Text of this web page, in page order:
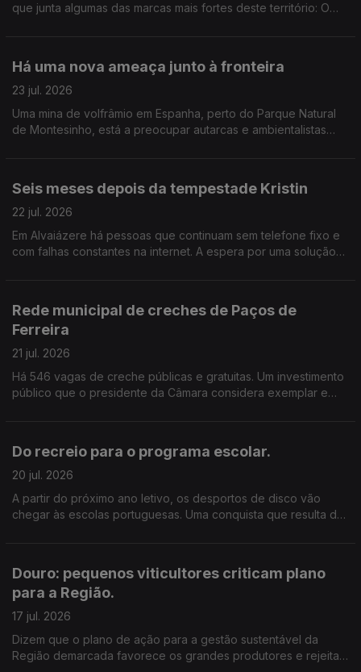
que junta algumas das marcas mais fortes deste território: O
Há uma nova ameaça junto à fronteira
23 jul. 2026
Uma mina de volfrâmio em Espanha, perto do Parque Natural
de Montesinho, está a preocupar autarcas e ambientalistas
Seis meses depois da tempestade Kristin
22 jul. 2026
Em Alvaiázere há pessoas que continuam sem telefone fixo e
com falhas constantes na internet. A espera por uma solução
Rede municipal de creches de Paços de
Ferreira
21 jul. 2026
Há 546 vagas de creche públicas e gratuitas. Um investimento
público que o presidente da Câmara considera exemplar e
Do recreio para o programa escolar.
20 jul. 2026
A partir do próximo ano letivo, os desportos de disco vão
chegar às escolas portuguesas. Uma conquista que resulta de
Douro: pequenos viticultores criticam plano
para a Região.
17 jul. 2026
Dizem que o plano de ação para a gestão sustentável da
Região demarcada favorece os grandes produtores e rejeitam